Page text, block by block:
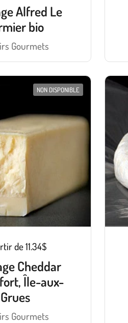
Alfred Le
bio
Gourmets
de 11.34$
Cheddar
Île-aux-
Grues
Gourmets
NON DISPONIBLE